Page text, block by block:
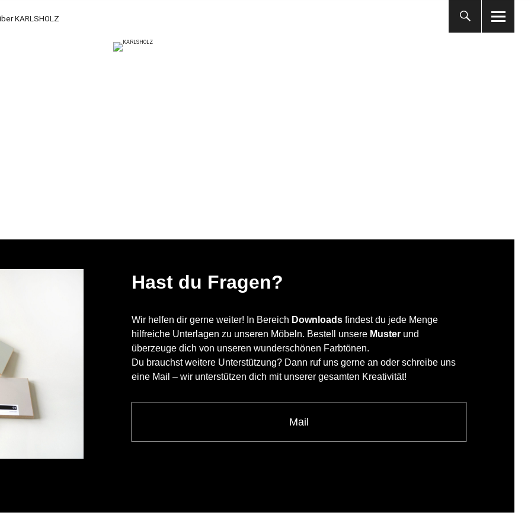
KARLSHOLZ
Hast du Fragen?
Wir helfen dir gerne weiter! In Bereich Downloadsfindest du jede Menge
hilfreiche Unterlagen zu unseren Möbeln. Bestell unsere Muster und
überzeuge dich von unseren wunderschönen Farbtönen.
Du brauchst weitere Unterstützung? Dann ruf uns gerne an oder schreibe uns
eine Mail – wir unterstützen dich mit unserer gesamten Kreativität!
Mail